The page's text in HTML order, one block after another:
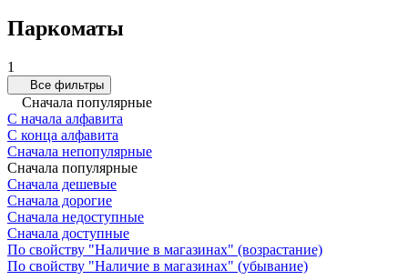
Паркоматы
1
Все фильтры
Сначала популярные
С начала алфавита
С конца алфавита
Сначала непопулярные
Сначала популярные
Сначала дешевые
Сначала дорогие
Сначала недоступные
Сначала доступные
По свойству "Наличие в магазинах" (возрастание)
По свойству "Наличие в магазинах" (убывание)